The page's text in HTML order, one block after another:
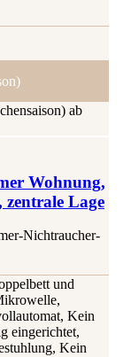
ab
Wohnung,
Lage
Nichtraucher-
und
Kein
eingerichtet,
Kein